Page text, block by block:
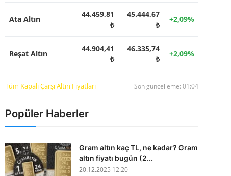
Ata Altın
44.459,81
₺
45.444,67
₺
+2,09%
Reşat Altın
44.904,41
₺
46.335,74
₺
+2,09%
Tüm Kapalı Çarşı Altın Fiyatları Son güncelleme: 01:04
Popüler Haberler
Gram altın kaç TL, ne kadar? Gram
altın fiyatı bugün (2...
20.12.2025 12:20